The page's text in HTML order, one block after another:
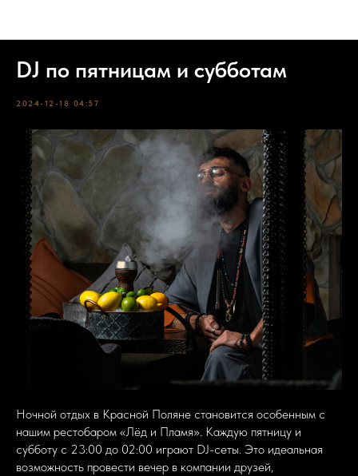
DJ по пятницам и субботам
2024-12-18 04:57
Ночной отдых в Красной Поляне становится особенным с
нашим рестобаром «Лёд и Пламя». Каждую пятницу и
субботу с 23:00 до 02:00 играют DJ-сеты. Это идеальная
возможность провести вечер в компании друзей,